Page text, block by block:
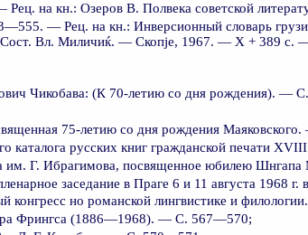
на кн.: Озеров В. Полвека советской
— Рец. на кн.: Инверсионный словарь
Сост. Вл. Миличиќ. — Скопје, 1967. — X + 389
Чикобава: (К 70-летию со дня рождения). —
75-летию со дня рождения
каталога русских книг гражданской печати
им. Г. Ибрагимова, посвященное юбилею
заседание в Праге 6 и 11 августа
конгресс но романской лингвистике и
Фрингса (1886—1968). — С. 567—570;